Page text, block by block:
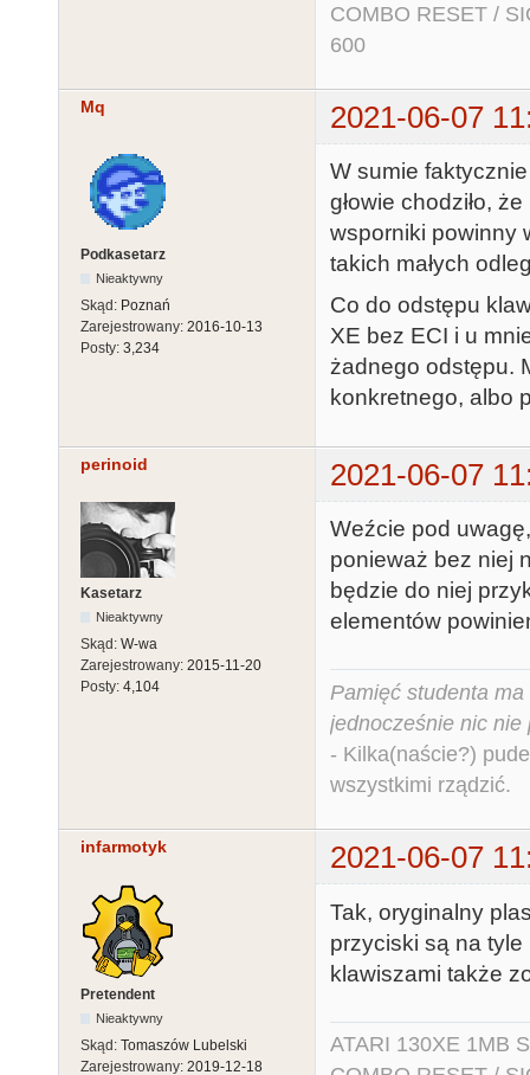
COMBO RESET /
600
Mq 2021-06-07
Podkasetarz
Nieaktywny
Skąd: Poznań
Zarejestrowany: 2016-10-13
Posty: 3,234
W sumie
głowie chodziło,
wsporniki powinny
takich małych
Co do odstępu
XE bez ECI i u
żadnego odstępu.
konkretnego, albo
perinoid 2021-06-07
Kasetarz
Nieaktywny
Skąd: W-wa
Zarejestrowany: 2015-11-20
Posty: 4,104
Weźcie pod
ponieważ bez niej
będzie do niej
elementów
Pamięć studenta
jednocześnie nic nie
- Kilka(naście?)
wszystkimi rządzić.
infarmotyk 2021-06-07
Pretendent
Nieaktywny
Skąd: Tomaszów Lubelski
Zarejestrowany: 2019-12-18
Tak, oryginalny
przyciski są na tyle
klawiszami także
ATARI 130XE 1MB